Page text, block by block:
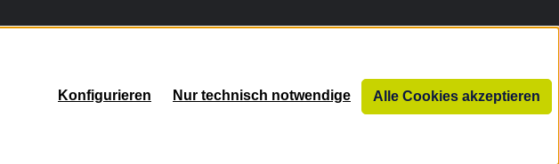
Nur technisch notwendige
Konfigurieren Alle Cookies akzeptieren